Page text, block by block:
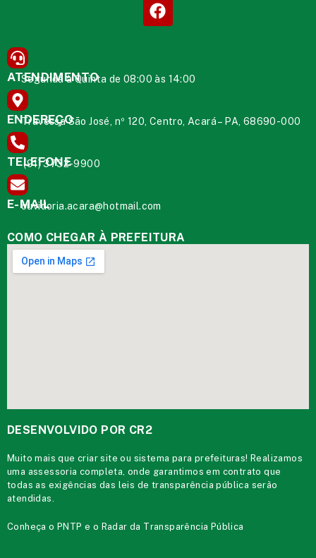
ATENDIMENTO
Segunda à Quinta de 08:00 às 14:00
ENDEREÇO
Travessa São José, nº 120, Centro, Acará – PA, 68690-000
TELEFONE
(91) 3732-9900
E-MAIL
ouvidoria.acara@hotmail.com
COMO CHEGAR À PREFEITURA
DESENVOLVIDO POR CR2
Muito mais quecriar site ou sistema para prefeituras! Realizamos
uma assessoria completa, onde garantimos em contrato que
todas as exigências das leis de transparência pública serão
atendidas.
Conheça oPNTP e o Radar da Transparência Pública